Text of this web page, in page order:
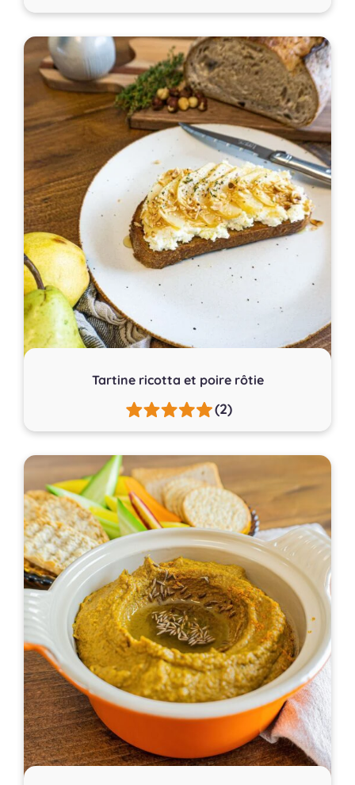
Tartine ricotta et poire rôtie
(2)